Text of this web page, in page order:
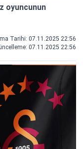
oyuncunun
Tarihi: 07.11.2025 22:56
07.11.2025 22:56